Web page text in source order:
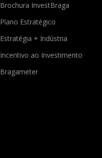
Brochura InvestBraga
Plano Estratégico
Estratégia + Indústria
Incentivo ao Investimento
Bragameter